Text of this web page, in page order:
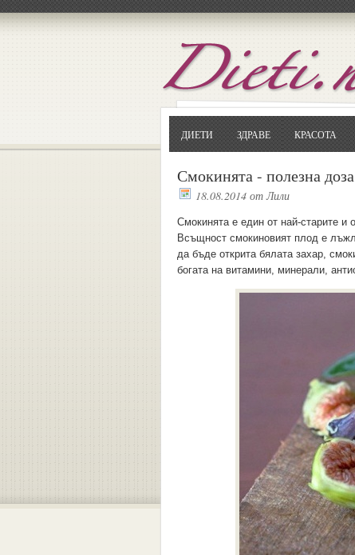
ДИЕТИ ЗДРАВЕ КРАСОТА
Смокинята - полезна
18.08.2014 отЛили
Смокинята е един от най-старите и
Всъщност смокиновият плод е
да бъде открита бялата захар,
богата на витамини, минерали,